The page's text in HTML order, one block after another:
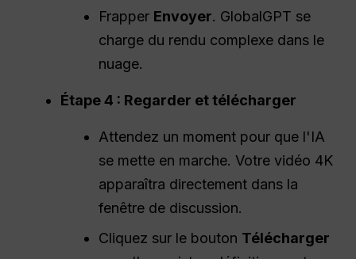
Frapper Envoyer. GlobalGPT se
charge du rendu complexe dans le
nuage.
Étape 4 : Regarder et télécharger
Attendez un moment pour que l'IA
se mette en marche. Votre vidéo 4K
apparaîtra directement dans la
fenêtre de discussion.
Cliquez sur le bouton Télécharger